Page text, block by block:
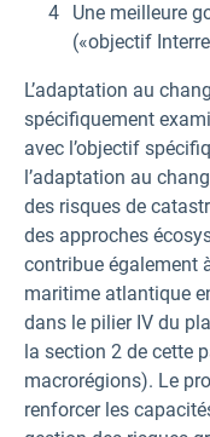
Une meilleure
(«objectif
L’adaptation au
spécifiquement
avec l’objectif
l’adaptation au
des risques de
des approches
contribue également
maritime atlantique
dans le pilier IV du
la section 2 de cette
macrorégions). Le
renforcer les